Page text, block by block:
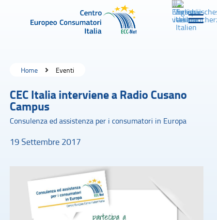
Home Eventi
CEC Italia interviene a Radio Cusano
Campus
Consulenza ed assistenza per i consumatori in Europa
19 Settembre 2017